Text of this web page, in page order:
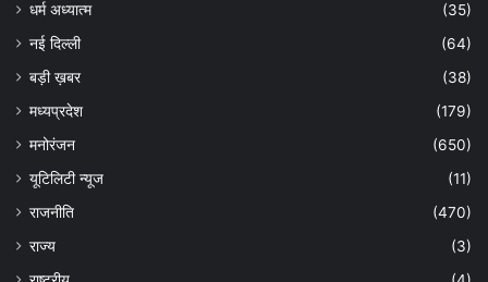
धर्म अध्यात्म
(35)
नई दिल्ली
(64)
बड़ी ख़बर
(38)
मध्यप्रदेश
(179)
मनोरंजन
(650)
यूटिलिटी न्यूज
(11)
राजनीति
(470)
राज्य
(3)